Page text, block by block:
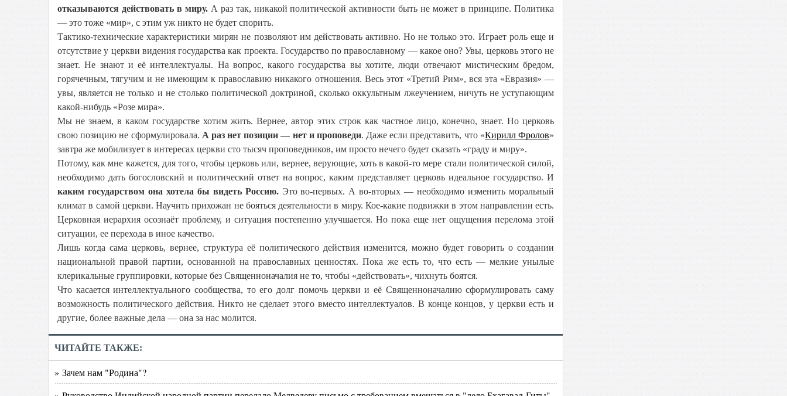
отказываются действовать в миру.А раз так, никакой политической активности быть не может в принципе. Политика
— это тоже «мир», с этим уж никто не будет спорить.
Тактико-технические характеристики мирян не позволяют им действовать активно. Но не только это. Играет роль еще и
отсутствие у церкви видения государства как проекта. Государство по православному — какое оно? Увы, церковь этого не
знает. Не знают и её интеллектуалы. На вопрос, какого государства вы хотите, люди отвечают мистическим бредом,
горячечным, тягучим и не имеющим к православию никакого отношения. Весь этот «Третий Рим», вся эта «Евразия» —
увы, является не только и не столько политической доктриной, сколько оккультным лжеучением, ничуть не уступающим
какой-нибудь «Розе мира».
Мы не знаем, в каком государстве хотим жить. Вернее, автор этих строк как частное лицо, конечно, знает. Но церковь
свою позицию не сформулировала. А раз нет позиции — нет и проповеди. Даже если представить, что «Кирилл Фролов»
завтра же мобилизует в интересах церкви сто тысяч проповедников, им просто нечего будет сказать «граду и миру».
Потому, как мне кажется, для того, чтобы церковь или, вернее, верующие, хоть в какой-то мере стали политической силой,
необходимо дать богословский и политический ответ на вопрос, каким представляет церковь идеальное государство. И
каким государством она хотела бы видеть Россию.Это во-первых. А во-вторых — необходимо изменить моральный
климат в самой церкви. Научить прихожан не бояться деятельности в миру. Кое-какие подвижки в этом направлении есть.
Церковная иерархия осознаёт проблему, и ситуация постепенно улучшается. Но пока еще нет ощущения перелома этой
ситуации, ее перехода в иное качество.
Лишь когда сама церковь, вернее, структура её политического действия изменится, можно будет говорить о создании
национальной правой партии, основанной на православных ценностях. Пока же есть то, что есть — мелкие унылые
клерикальные группировки, которые без Священноначалия не то, чтобы «действовать», чихнуть боятся.
Что касается интеллектуального сообщества, то его долг помочь церкви и её Священноначалию сформулировать саму
возможность политического действия. Никто не сделает этого вместо интеллектуалов. В конце концов, у церкви есть и
другие, более важные дела — она за нас молится.
ЧИТАЙТЕ ТАКЖЕ:
» Зачем нам "Родина"?